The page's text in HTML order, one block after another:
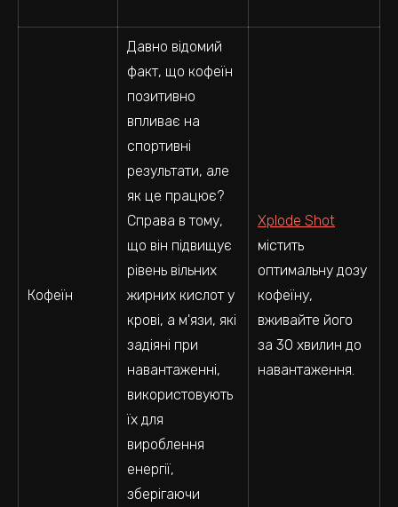
Кофеїн
Давно відомий
факт, що кофеїн
позитивно
впливає на
спортивні
результати, але
як це працює?
Справа в тому,
що він підвищує
рівень вільних
жирних кислот у
крові, а м'язи, які
задіяні при
навантаженні,
використовують
їх для
вироблення
енергії,
зберігаючи
Xplode Shot
містить
оптимальну дозу
кофеїну,
вживайте його
за 30 хвилин до
навантаження.